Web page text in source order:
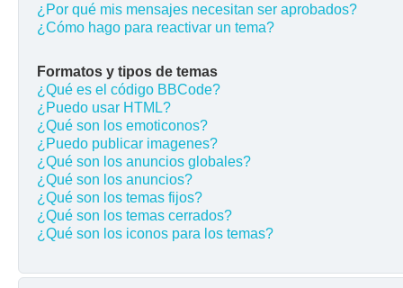
¿Por qué mis mensajes necesitan ser aprobados?
¿Cómo hago para reactivar un tema?
Formatos y tipos de temas
¿Qué es el código BBCode?
¿Puedo usar HTML?
¿Qué son los emoticonos?
¿Puedo publicar imagenes?
¿Qué son los anuncios globales?
¿Qué son los anuncios?
¿Qué son los temas fijos?
¿Qué son los temas cerrados?
¿Qué son los iconos para los temas?